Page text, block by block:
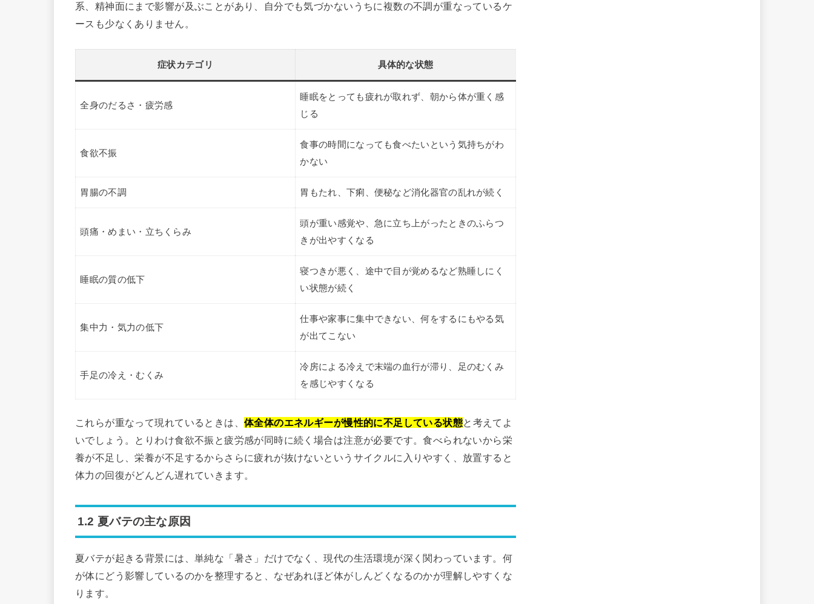
系、精神面にまで影響が及ぶことがあり、自分でも気づかないうちに複数の不調が重なっているケ
ースも少なくありません。
症状カテゴリ 具体的な状態
全身のだるさ・疲労感
睡眠をとっても疲れが取れず、朝から体が重く感
じる
食欲不振
食事の時間になっても食べたいという気持ちがわ
かない
胃腸の不調 胃もたれ、下痢、便秘など消化器官の乱れが続く
頭痛・めまい・立ちくらみ
頭が重い感覚や、急に立ち上がったときのふらつ
きが出やすくなる
睡眠の質の低下
寝つきが悪く、途中で目が覚めるなど熟睡しにく
い状態が続く
集中力・気力の低下
仕事や家事に集中できない、何をするにもやる気
が出てこない
手足の冷え・むくみ
冷房による冷えで末端の血行が滞り、足のむくみ
を感じやすくなる
これらが重なって現れているときは、体全体のエネルギーが慢性的に不足している状態と考えてよ
いでしょう。とりわけ食欲不振と疲労感が同時に続く場合は注意が必要です。食べられないから栄
養が不足し、栄養が不足するからさらに疲れが抜けないというサイクルに入りやすく、放置すると
体力の回復がどんどん遅れていきます。
1.2 夏バテの主な原因
夏バテが起きる背景には、単純な「暑さ」だけでなく、現代の生活環境が深く関わっています。何
が体にどう影響しているのかを整理すると、なぜあれほど体がしんどくなるのかが理解しやすくな
ります。